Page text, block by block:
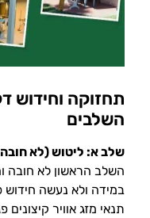
תחזוקה וחידוש
השלבים
שלב א: ליטוש (לא
השלב הראשון לא חובה
במידה ולא נעשה חידוש
תנאי מזג אוויר קיצונים